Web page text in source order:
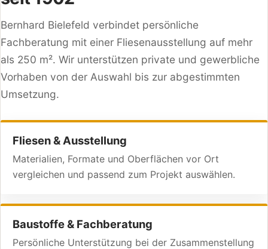
Bernhard Bielefeld verbindet persönliche
Fachberatung mit einer Fliesenausstellung auf mehr
als 250 m². Wir unterstützen private und gewerbliche
Vorhaben von der Auswahl bis zur abgestimmten
Umsetzung.
Fliesen & Ausstellung
Materialien, Formate und Oberflächen vor Ort
vergleichen und passend zum Projekt auswählen.
Baustoffe & Fachberatung
Persönliche Unterstützung bei der Zusammenstellung